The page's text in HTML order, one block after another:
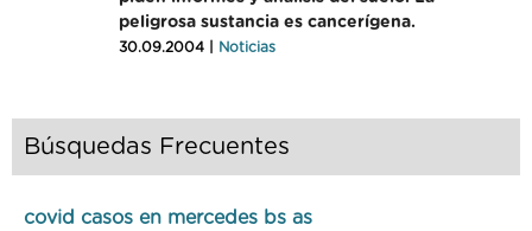
peligrosa sustancia es cancerígena.
30.09.2004 | Noticias
Búsquedas Frecuentes
covid casos en mercedes bs as